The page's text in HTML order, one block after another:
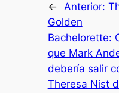
← Anterior:
Golden
Bachelorette:
que Mark
debería salir
Theresa Nist